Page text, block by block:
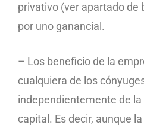
privativo (ver apartado de
por uno ganancial.
– Los beneficio de la
cualquiera de los
independientemente de la
capital. Es decir, aunque